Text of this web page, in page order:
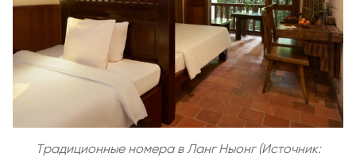
Традиционные номера в Ланг Ныонг (Источник: